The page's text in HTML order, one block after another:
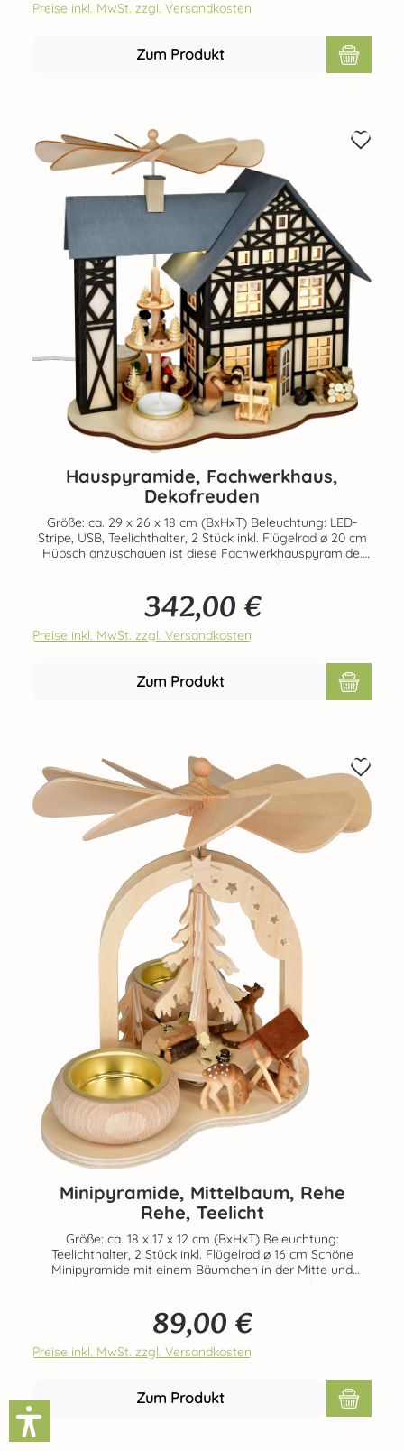
Germany - 100% original Erzgebirge Teelichte nicht
enthalten! Bestellbar unter der Art-Nr. 70426-40-3813-P
Preise inkl. MwSt. zzgl. Versandkosten
Zum Produkt
Hauspyramide, Fachwerkhaus,
Dekofreuden
Größe: ca. 29 x 26 x 18 cm (BxHxT) Beleuchtung: LED-
Stripe, USB, Teelichthalter, 2 Stück inkl. Flügelrad ø 20 cm
Hübsch anzuschauen ist diese Fachwerkhauspyramide.
Sie wurde mit vielen liebevollen Details bestückt.
Teelichter, die in die vorgesehenen
Massivholzteelichthalter platziert werden. Die LED-
Beleuchtung sorgt für eine stimmungsvolle
Raumatmosphäre. Echte Handarbeit aus dem Hause
RATAGS - Made in Germany - 100% original Erzgebirge
Regulärer Preis:
342,00 €
Preise inkl. MwSt. zzgl. Versandkosten
Zum Produkt
Minipyramide, Mittelbaum, Rehe
Rehe, Teelicht
Größe: ca. 18 x 17 x 12 cm (BxHxT) Beleuchtung:
Teelichthalter, 2 Stück inkl. Flügelrad ø 16 cm Schöne
Minipyramide mit einem Bäumchen in der Mitte und
Rehen. Angetrieben wird die Pyramide durch zwei
Massivholzteelichthalter platziert werden. Echte
Handarbeit aus dem Hause RATAGS - Made in Germany -
100% original Erzgebirge Angezündete Kerzen und
Teelichter nie unbeaufsichtigt lassen.
Regulärer Preis:
89,00 €
Preise inkl. MwSt. zzgl. Versandkosten
Zum Produkt